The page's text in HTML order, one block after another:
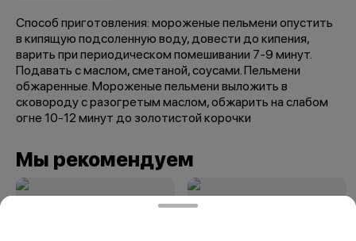
Способ приготовления: мороженые пельмени опустить
в кипящую подсоленную воду, довести до кипения,
варить при периодическом помешивании 7-9 минут.
Подавать с маслом, сметаной, соусами. Пельмени
обжаренные. Мороженые пельмени выложить в
сковороду с разогретым маслом, обжарить на слабом
огне 10-12 минут до золотистой корочки
Мы рекомендуем